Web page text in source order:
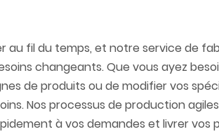
au fil du temps, et notre service de
changeants. Que vous ayez
de produits ou de modifier vos
Nos processus de production
à vos demandes et livrer vos